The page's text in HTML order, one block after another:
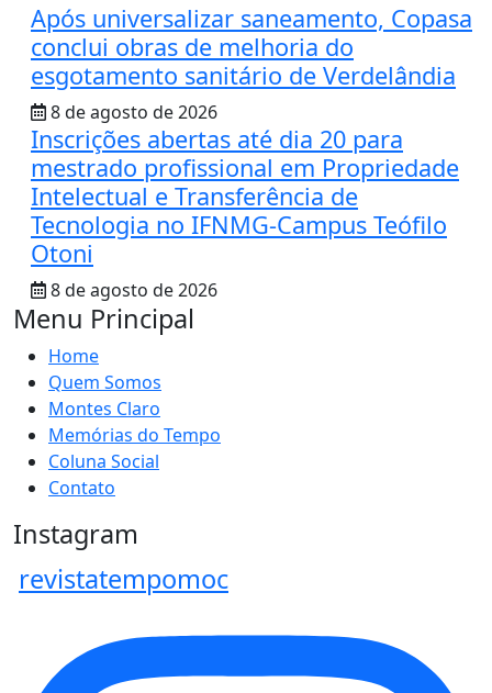
Após universalizar saneamento, Copasa
conclui obras de melhoria do
esgotamento sanitário de Verdelândia
8 de agosto de 2026
Inscrições abertas até dia 20 para
mestrado profissional em Propriedade
Intelectual e Transferência de
Tecnologia no IFNMG-Campus Teófilo
Otoni
8 de agosto de 2026
Menu Principal
Home
Quem Somos
Montes Claro
Memórias do Tempo
Coluna Social
Contato
Instagram
revistatempomoc